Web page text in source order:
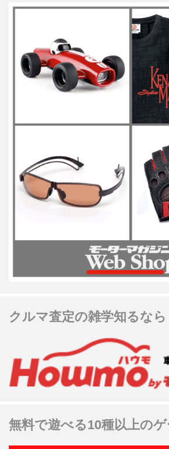
クルマ査定の雑学知るなら
無料で遊べる10種以上のゲ